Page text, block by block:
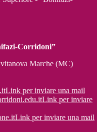
Corridoni”
Marche (MC)
Link per inviare una mail
Link per inviare
Link per inviare una mail